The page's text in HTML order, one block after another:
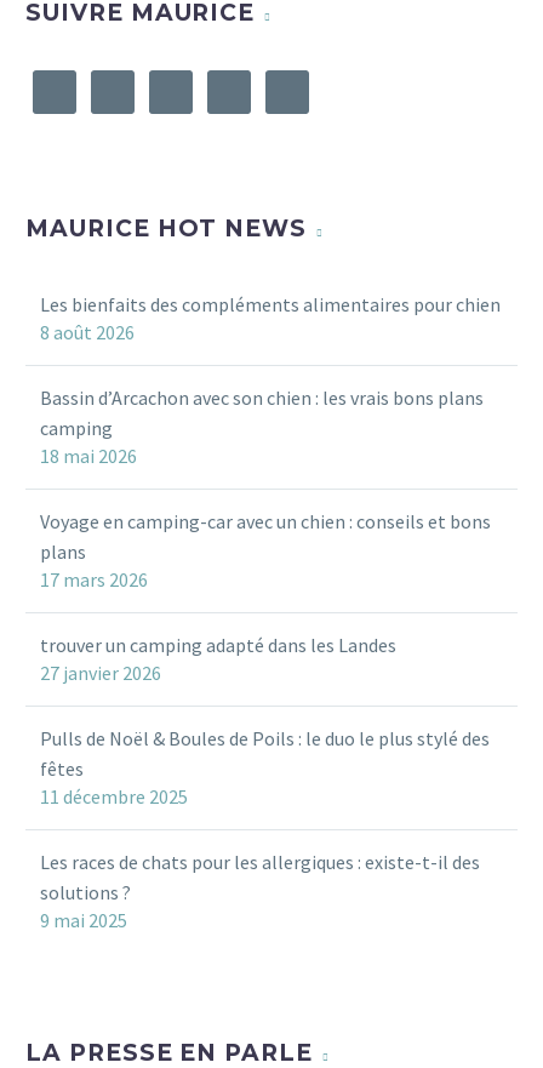
SUIVRE MAURICE
MAURICE HOT NEWS
Les bienfaits des compléments alimentaires pour chien
8 août 2026
Bassin d’Arcachon avec son chien : les vrais bons plans
camping
18 mai 2026
Voyage en camping-car avec un chien : conseils et bons
plans
17 mars 2026
trouver un camping adapté dans les Landes
27 janvier 2026
Pulls de Noël & Boules de Poils : le duo le plus stylé des
fêtes
11 décembre 2025
Les races de chats pour les allergiques : existe-t-il des
solutions ?
9 mai 2025
LA PRESSE EN PARLE